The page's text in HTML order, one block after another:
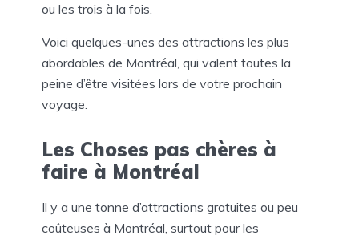
ou les trois à la fois.
Voici quelques-unes des attractions les plus
abordables de Montréal, qui valent toutes la
peine d’être visitées lors de votre prochain
voyage.
Les Choses pas chères à
faire à Montréal
Il y a une tonne d’attractions gratuites ou peu
coûteuses à Montréal, surtout pour les